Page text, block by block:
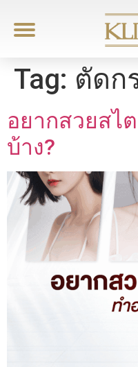
Tag: ตัดก
อยากสวยสไ
บ้าง?